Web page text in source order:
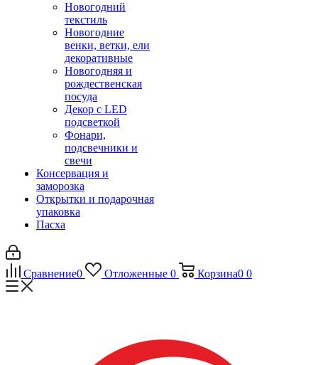
Новогодний
текстиль
Новогодние
венки, ветки, ели
декоративные
Новогодняя и
рождественская
посуда
Декор с LED
подсветкой
Фонари,
подсвечники и
свечи
Консервация и
заморозка
Открытки и подарочная
упаковка
Пасха
Сравнение0 Отложенные 0 Корзина0 0